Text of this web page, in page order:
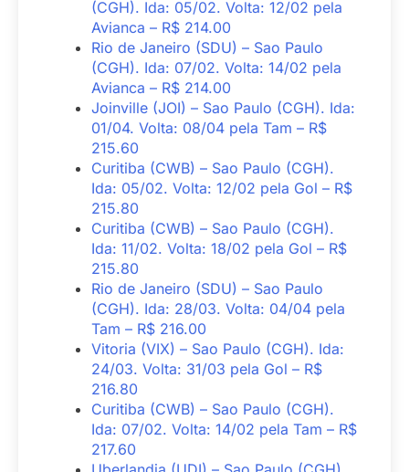
(CGH). Ida: 05/02. Volta: 12/02 pela
Avianca – R$ 214.00
Rio de Janeiro (SDU) – Sao Paulo
(CGH). Ida: 07/02. Volta: 14/02 pela
Avianca – R$ 214.00
Joinville (JOI) – Sao Paulo (CGH). Ida:
01/04. Volta: 08/04 pela Tam – R$
215.60
Curitiba (CWB) – Sao Paulo (CGH).
Ida: 05/02. Volta: 12/02 pela Gol – R$
215.80
Curitiba (CWB) – Sao Paulo (CGH).
Ida: 11/02. Volta: 18/02 pela Gol – R$
215.80
Rio de Janeiro (SDU) – Sao Paulo
(CGH). Ida: 28/03. Volta: 04/04 pela
Tam – R$ 216.00
Vitoria (VIX) – Sao Paulo (CGH). Ida:
24/03. Volta: 31/03 pela Gol – R$
216.80
Curitiba (CWB) – Sao Paulo (CGH).
Ida: 07/02. Volta: 14/02 pela Tam – R$
217.60